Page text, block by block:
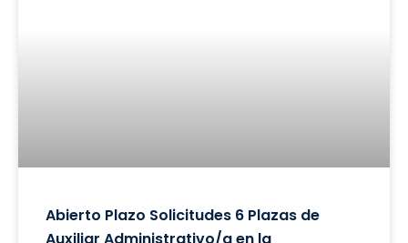
Abierto Plazo Solicitudes 6 Plazas de